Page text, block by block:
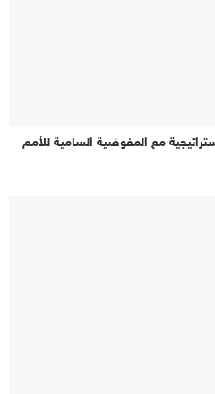
مع المفوضية السامية للأمم